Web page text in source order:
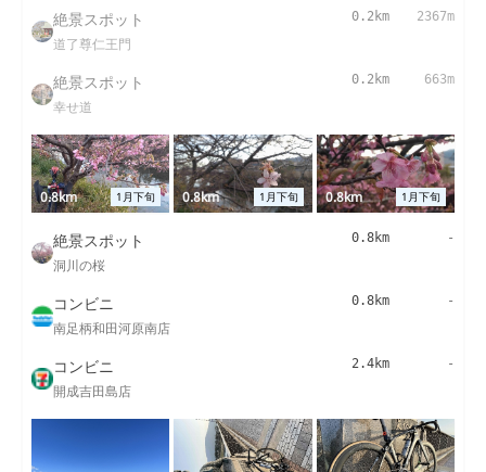
絶景スポット
道了尊仁王門
0.2km 2367m
絶景スポット
幸せ道
0.2km 663m
1月下旬
0.8km 1月下旬
0.8km 1月下旬
0.8km
絶景スポット
洞川の桜
0.8km -
コンビニ
南足柄和田河原南店
0.8km -
コンビニ
開成吉田島店
2.4km -